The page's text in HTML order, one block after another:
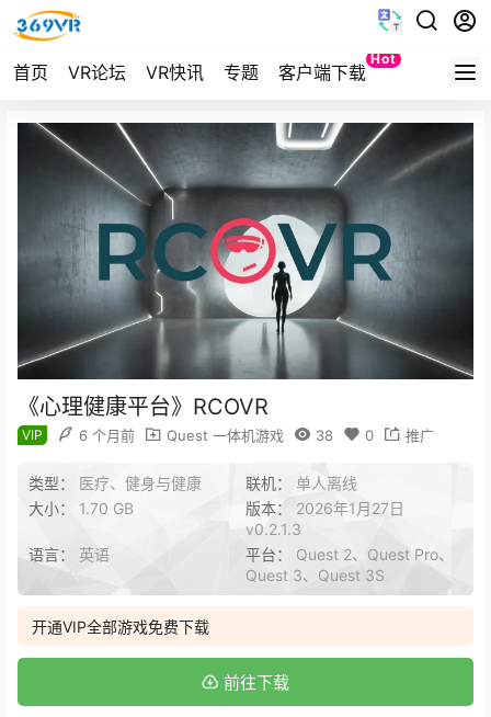
首页 VR论坛 VR快讯 专题 客户端下载
Hot
Quest
《心理健康平台》RCOVR
VIP 6 个月前 Quest 一体机游戏 38 0 推广
类型： 医疗、健身与健康 联机： 单人离线
大小： 1.70 GB 版本： 2026年1月27日
v0.2.1.3
语言： 英语 平台： Quest 2、Quest Pro、
Quest 3、Quest 3S
开通VIP全部游戏免费下载
前往下载